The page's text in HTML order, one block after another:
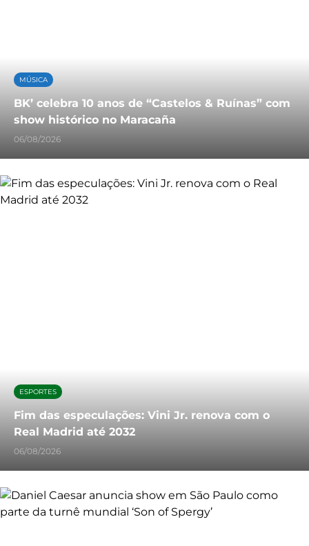
MÚSICA
BK’ celebra 10 anos de “Castelos & Ruínas” com
show histórico no Maracaña
06/08/2026
ESPORTES
Fim das especulações: Vini Jr. renova com o
Real Madrid até 2032
06/08/2026